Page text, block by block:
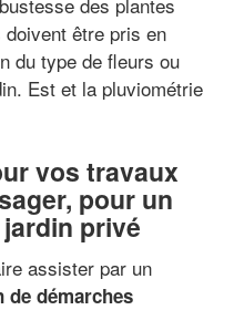
être pris en
du type de fleurs ou
Est et la pluviométrie
vos travaux
pour un
privé
assister par un
de démarches